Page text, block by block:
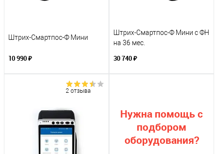
Штрих-Смартпос-Ф Мини
10 990 ₽
Штрих-Смартпос-Ф Мини с ФН
на 36 мес.
30 740 ₽
2 отзыва
Нужна помощь с
подбором
оборудования?